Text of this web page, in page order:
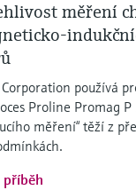
měření
používá
Proline Promag
měření“ těží z
příběh